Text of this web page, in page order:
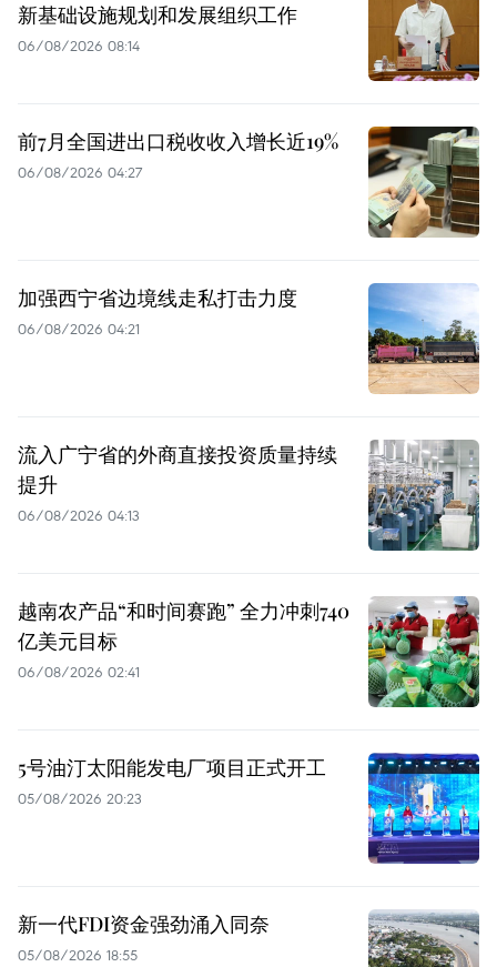
新基础设施规划和发展组织工作
06/08/2026 08:14
前7月全国进出口税收收入增长近19%
06/08/2026 04:27
加强西宁省边境线走私打击力度
06/08/2026 04:21
流入广宁省的外商直接投资质量持续
提升
06/08/2026 04:13
越南农产品“和时间赛跑” 全力冲刺740
亿美元目标
06/08/2026 02:41
5号油汀太阳能发电厂项目正式开工
05/08/2026 20:23
新一代FDI资金强劲涌入同奈
05/08/2026 18:55